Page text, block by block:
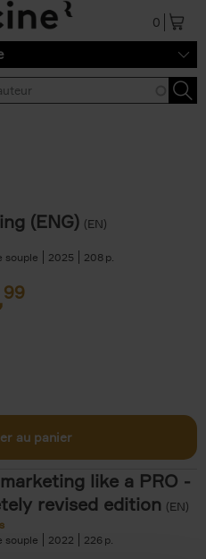
0
(ENG) (EN)
souple
2025 208
99
au panier
like a PRO -
revised edition (EN)
souple
2022 226